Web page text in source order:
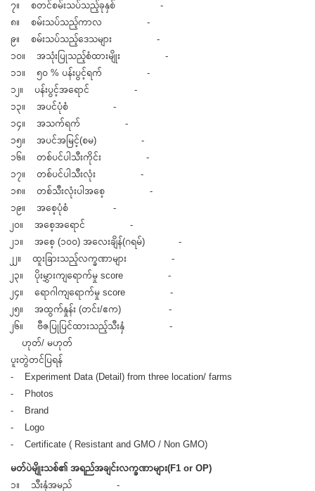
၇။ စတင်စမ်းသပ်သည့်ခုနှစ် -
၈။ စမ်းသပ်သည့်ကာလ -
၉။ စမ်းသပ်သည့်ဒေသများ -
၁၀။ အသုံးပြုသည့်စံထားမျိုး -
၁၁။ ၅၀ % ပန်းပွင့်ရက် -
၁၂။ ပန်းပွင့်အရောင် -
၁၃။ အပင်ပုံစံ -
၁၄။ အသက်ရက် -
၁၅။ အပင်အမြင့်(စမ) -
၁၆။ တစ်ပင်ပါသီးကိုင်း -
၁၇။ တစ်ပင်ပါသီးလုံး -
၁၈။ တစ်သီးလုံးပါအစေ့ -
၁၉။ အစေ့ပုံစံ -
၂၀။ အစေ့အရောင် -
၂၁။ အစေ့ (၁၀၀) အလေးချိန်(ဂရမ်) -
၂၂။ ထူးခြားသည့်လက္ခဏာများ -
၂၃။ ပိုးမွှားကျရောက်မှု score -
၂၄။ ရောဂါကျရောက်မှု score -
၂၅။ အထွက်နှုန်း (တင်း/ဧက) -
၂၆။ ဗီဇပြုပြင်ထားသည့်သီးနှံ -
ဟုတ်/ မဟုတ်
ပူးတွဲတင်ပြရန်
- Experiment Data (Detail) from three location/ farms
- Photos
- Brand
- Logo
- Certificate ( Resistant and GMO / Non GMO)
မတ်ပဲမျိုးသစ်၏ အရည်အချင်းလက္ခဏာများ(F1 or OP)
၁။ သီးနှံအမည် -